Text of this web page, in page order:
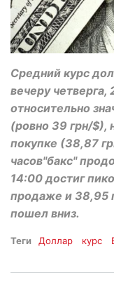
Средний курс
вечеру четверга,
относительно
(ровно 39 грн/$),
покупке (38,87
часов"бакс"
14:00 достиг
продаже и 38,95
пошел вниз.
Теги Доллар курс